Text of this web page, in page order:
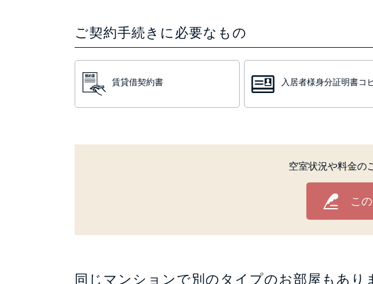
ご契約手続きに必要なもの
賃貸借契約書 入居者様身分証明書コ
空室状況や料金の
こ
同じマンションで別のタイプのお部屋もあり